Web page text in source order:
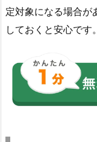
定対象になる場合が
しておくと安心です。